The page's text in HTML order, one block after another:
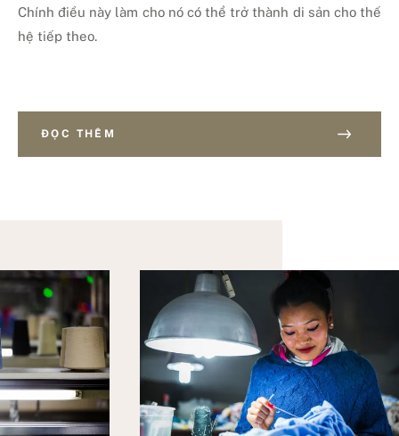
Chính điều này làm cho nó có thể trở thành di sản cho thế
hệ tiếp theo.
ĐỌC THÊM